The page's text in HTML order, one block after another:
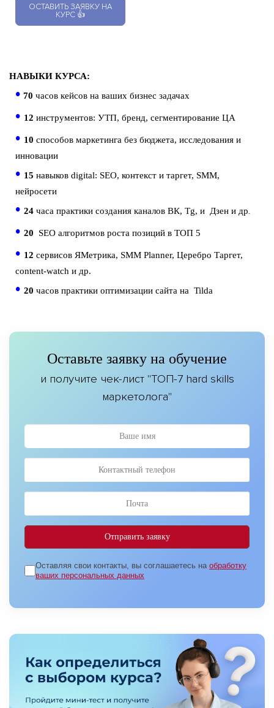
ОСТАВИТЬ ЗАЯВКУ НА
КУРС 👍
НАВЫКИ КУРСА:
• 70 часов кейсов на ваших бизнес задачах
• 12 инструментов: УТП, бренд, сегментирование ЦА
• 10 способов маркетинга без бюджета, исследования и
инновации
• 15 навыков digital: SEO, контекст и таргет, SMM,
нейросети
• 24 часа практики создания каналов ВК, Tg, и Дзен и др.
• 20 SEO алгоритмов роста позиций в ТОП 5
• 12 сервисов ЯМетрика, SMM Planner, Церебро Таргет,
content-watch и др.
• 20 часов практики оптимизации сайта на Tilda
Оставьте заявку на обучение
и получите чек-лист "ТОП-7 hard skills
маркетолога"
Оставляя свои контакты, вы соглашаетесь на обработку
ваших персональных данных